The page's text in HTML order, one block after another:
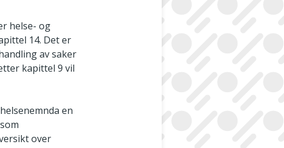
helse- og
14. Det er
av saker
kapittel 9 vil
en
over